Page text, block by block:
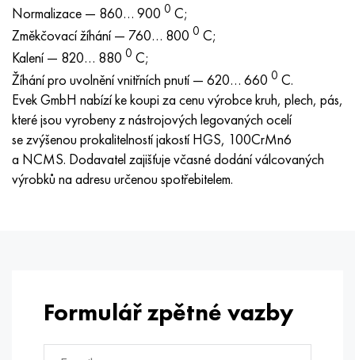
Normalizace — 860… 900 0 С;
Změkčovací žíhání — 760… 800 0 С;
Kalení — 820… 880 0 C;
Žíhání pro uvolnění vnitřních pnutí — 620… 660 0 С.
Evek GmbH nabízí ke koupi za cenu výrobce kruh, plech, pás,
které jsou vyrobeny z nástrojových legovaných ocelí
se zvýšenou prokalitelností jakostí HGS, 100CrMn6
a NCMS. Dodavatel zajišťuje včasné dodání válcovaných
výrobků na adresu určenou spotřebitelem.
Formulář zpětné vazby
Nimonic 90
Nimonic 263
Haynes 25
Haynes 188
Haynes 230
Přesná trubka
H70MFV
AM-350 – AM-5548
AM-355 – AM-5547
Custom 450® - uns S45000
Řecký Ascoloy 418
Potrubí odolné proti korozi
45Х14Н14В2М
50X14MF
65X13
90X18MF
95 x 18
ac35g2, 36smnpb14, 1.0765
38x2n2ma, 34CrNiMo6, 40NiCrMo7
40hn2ma, 34CrNiMo4, 36hnm
38 hodin, 37 hodin
38XA, 37Cr4, AISI 5135
40HH, 36NiCr6, AISI 3135